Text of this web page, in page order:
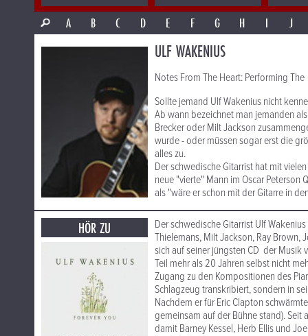
A
B C D E F G H I J
ULF WAKENIUS
Notes From The Heart: Performing
Sollte jemand Ulf Wakenius nicht
Ab wann bezeichnet man jemanden
Brecker oder Milt Jackson
wurde - oder müssen sogar erst die
alles zu.
Der schwedische Gitarrist hat mit
neue "vierte" Mann im Oscar
als "wäre er schon mit der Gitarre in
HÖR ZU
Der schwedische Gitarrist Ulf
Thielemans, Milt Jackson, Ray Brown,
sich auf seiner jüngsten CD der Musik
Teil mehr als 20 Jahren selbst nicht
Zugang zu den Kompositionen des
Schlagzeug transkribiert, sondern in
Nachdem er für Eric Clapton
gemeinsam auf der Bühne stand). Seit
damit Barney Kessel, Herb Ellis und